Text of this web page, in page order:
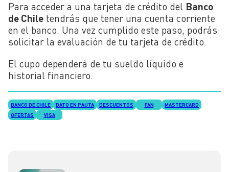
Para acceder a una tarjeta de crédito del Banco
de Chile tendrás que tener una cuenta corriente
en el banco. Una vez cumplido este paso, podrás
solicitar la evaluación de tu tarjeta de crédito.
El cupo dependerá de tu sueldo líquido e
historial financiero.
BANCO DE CHILE DATO EN PAUTA DESCUENTOS FAN
MASTERCARD
OFERTAS
VISA